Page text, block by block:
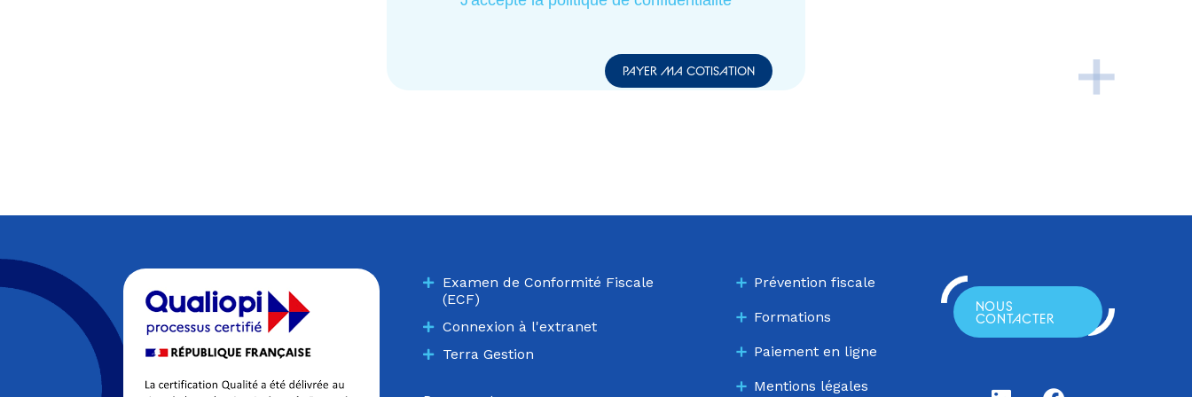
Examen de Conformité Fiscale
(ECF)
Connexion à l'extranet
Terra Gestion
Prévention fiscale
Formations
Paiement en ligne
Mentions légales
NOUS
CONTACTER